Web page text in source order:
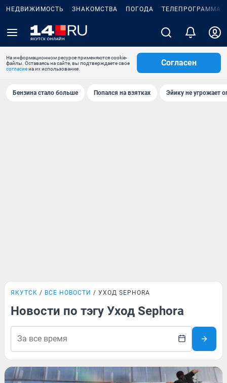
НЕДВИЖИМОСТЬ ЗНАКОМСТВА ПОГОДА ТЕЛЕПРОГРАММА
На информационном ресурсе применяются cookie-
файлы. Оставаясь на сайте, вы подтверждаете свое
согласиена их использование.
Согласен
Бензина стало больше Попался на взятках Эйику не угрожает
ЯКУТСК ВСЕ НОВОСТИ УХОД SEPHORA
Новости по тэгу Уход Sephora